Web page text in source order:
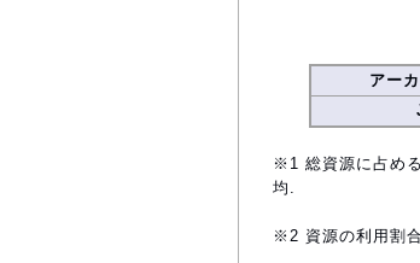
アー
※1 総資源に占め
均.
※2 資源の利用割